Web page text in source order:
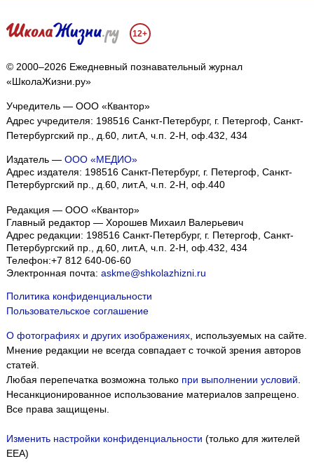
12+
© 2000–2026 Ежедневный познавательный журнал
«ШколаЖизни.ру»
Учредитель — ООО «Квантор»
Адрес учредителя: 198516 Санкт-Петербург, г. Петергоф, Санкт-
Петербургский пр., д.60, лит.А, ч.п. 2-Н, оф.432, 434
Издатель — ООО «МЕДИО»
Адрес издателя: 198516 Санкт-Петербург, г. Петергоф, Санкт-
Петербургский пр., д.60, лит.А, ч.п. 2-Н, оф.440
Редакция — ООО «Квантор»
Главный редактор — Хорошев Михаил Валерьевич
Адрес редакции: 198516 Санкт-Петербург, г. Петергоф Санкт-
Петербургский пр., д.60, лит.А, ч.п. 2-Н, оф.432, 434
Телефон:+7 812 640-06-60
Электронная почта: askme@shkolazhizni.ru
Политика конфиденциальности
Пользовательское соглашение
О фотографиях и других изображениях, используемых на сайте.
Мнение редакции не всегда совпадает с точкой зрения авторов
статей.
Любая перепечатка возможна только при выполнении условий
Несанкционированное использование материалов запрещено.
Все права защищены.
Изменить настройки конфиденциальности (только для жителей
EEA)